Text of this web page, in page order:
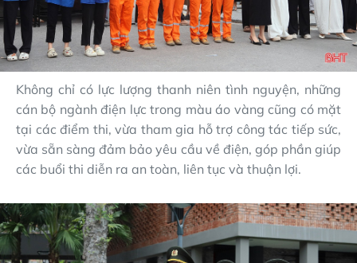
Không chỉ có lực lượng thanh niên tình nguyện, những
cán bộ ngành điện lực trong màu áo vàng cũng có mặt
tại các điểm thi, vừa tham gia hỗ trợ công tác tiếp sức,
vừa sẵn sàng đảm bảo yêu cầu về điện, góp phần giúp
các buổi thi diễn ra an toàn, liên tục và thuận lợi.